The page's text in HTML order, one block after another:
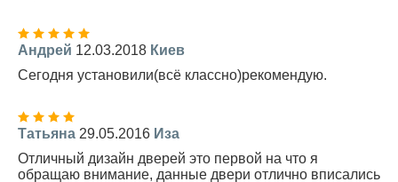
Андрей 12.03.2018 Киев
Сегодня установили(всё классно)рекомендую.
Татьяна 29.05.2016 Иза
Отличный дизайн дверей это первой на что я
обращаю внимание, данные двери отлично вписались